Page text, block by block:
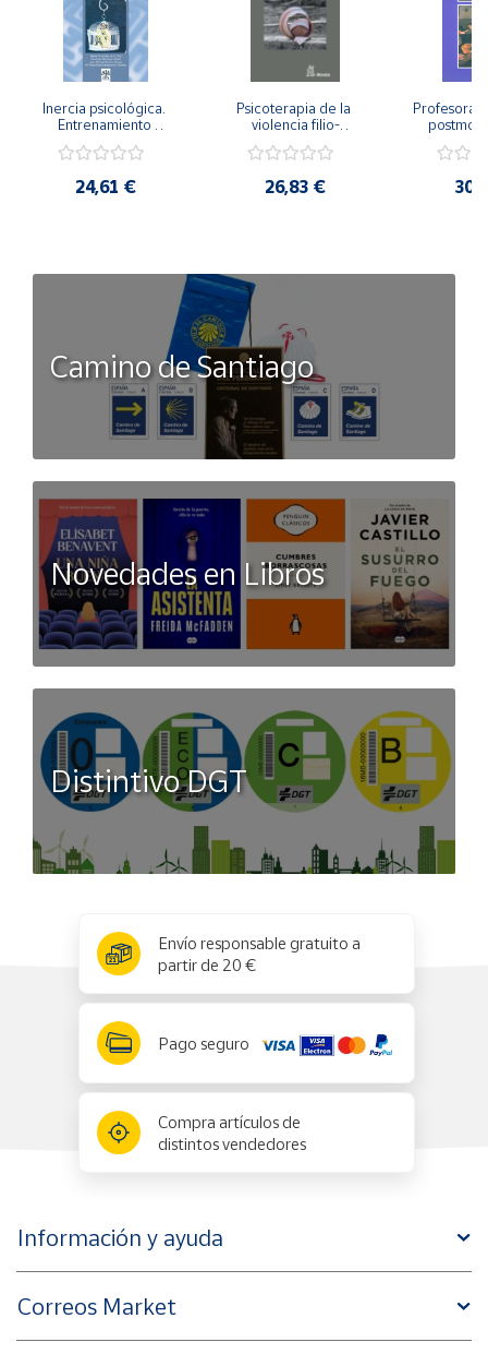
Inercia psicológica.
Entrenamiento
Igualdad de Género.
24,61 €
Psicoterapia de la
violencia filio-
secreto y la
26,83 €
Camino de Santiago
Novedades en Libros
Distintivo DGT
Envío responsable gratuito a
partir de 20 €
Pago seguro
Compra artículos de
distintos vendedores
Información y ayuda
Correos Market